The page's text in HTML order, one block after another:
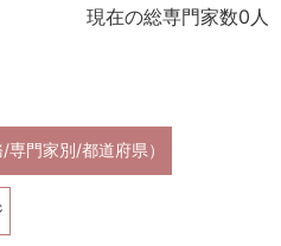
現在の総専門家数0人
門家別/都道府県）